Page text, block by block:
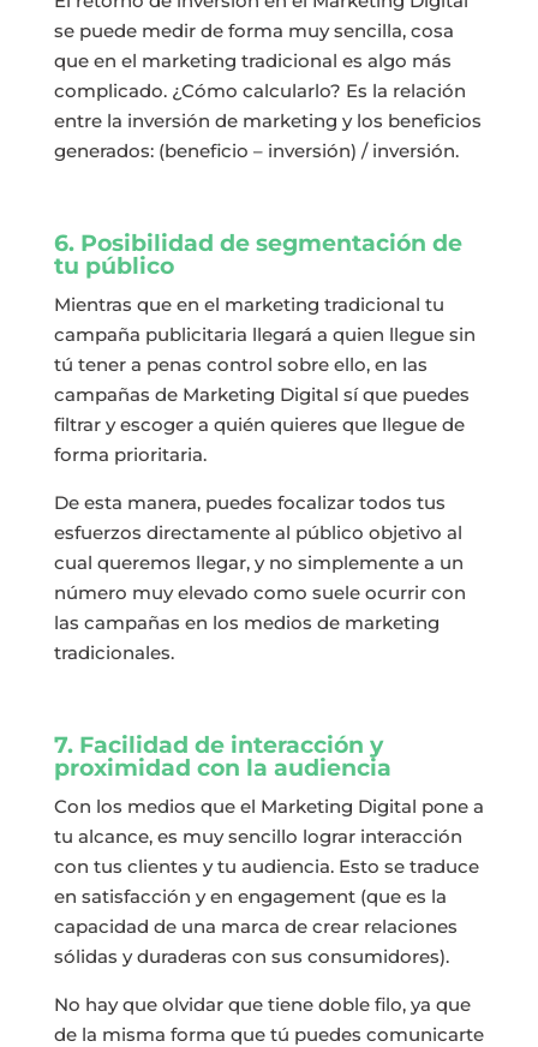
se puede medir de forma muy sencilla, cosa
que en el marketing tradicional es algo más
complicado. ¿Cómo calcularlo? Es la relación
entre la inversión de marketing y los beneficios
generados: (beneficio – inversión) / inversión.
6. Posibilidad de segmentación de
tu público
Mientras que en el marketing tradicional tu
campaña publicitaria llegará a quien llegue sin
tú tener a penas control sobre ello, en las
campañas de Marketing Digital sí que puedes
filtrar y escoger a quién quieres que llegue de
forma prioritaria.
De esta manera, puedes focalizar todos tus
esfuerzos directamente al público objetivo al
cual queremos llegar, y no simplemente a un
número muy elevado como suele ocurrir con
las campañas en los medios de marketing
tradicionales.
7. Facilidad de interacción y
proximidad con la audiencia
Con los medios que el Marketing Digital pone a
tu alcance, es muy sencillo lograr interacción
con tus clientes y tu audiencia. Esto se traduce
en satisfacción y en engagement (que es la
capacidad de una marca de crear relaciones
sólidas y duraderas con sus consumidores).
No hay que olvidar que tiene doble filo, ya que
de la misma forma que tú puedes comunicarte